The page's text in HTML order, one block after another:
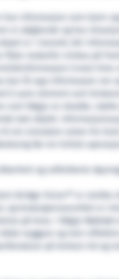
kva informasjon som kjem
er pågåande og kva
er i transitt, blir
(«real-time
kan få opp informasjon om
å syne element som
som følgje av skodde, mørke
bak objekt.
ein simulator anten for bruk
før ein kritisk
og sofistikerte
Bridge Vision™ er utvikla
og brukargrensesnittet er
på brua. I følgje Rødstøl
tryggare og meir effektivt
på kortare tid og